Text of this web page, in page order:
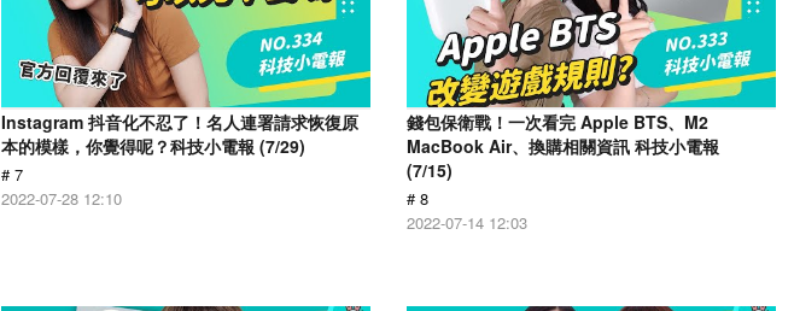
Instagram 抖音化不忍了！名人連署請求恢復原
本的模樣，你覺得呢？科技小電報 (7/29)
# 7
2022-07-28 12:10
錢包保衛戰！一次看完 Apple BTS、M2
MacBook Air、換購相關資訊 科技小電報
(7/15)
# 8
2022-07-14 12:03